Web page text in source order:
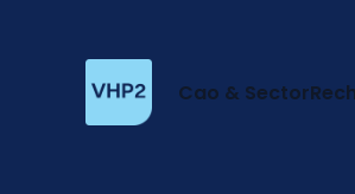
Cao & Sector